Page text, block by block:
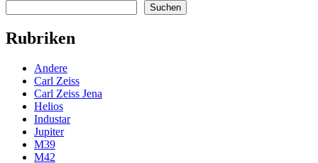
Suchen
Rubriken
Andere
Carl Zeiss
Carl Zeiss Jena
Helios
Industar
Jupiter
M39
M42